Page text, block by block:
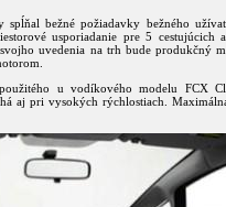
bežné požiadavky bežného
usporiadanie pre 5
uvedenia na trh bude produkčný
u vodíkového modelu FCX
aj pri vysokých rýchlostiach.